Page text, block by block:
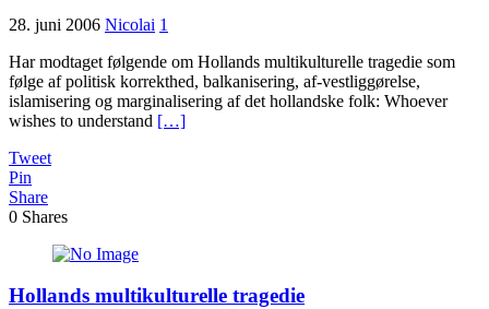
28. juni 2006 Nicolai 1
Har modtaget følgende om Hollands multikulturelle tragedie som
følge af politisk korrekthed, balkanisering, af-vestliggørelse,
islamisering og marginalisering af det hollandske folk: Whoever
wishes to understand […]
Tweet
Pin
Share
0 Shares
Hollands multikulturelle tragedie